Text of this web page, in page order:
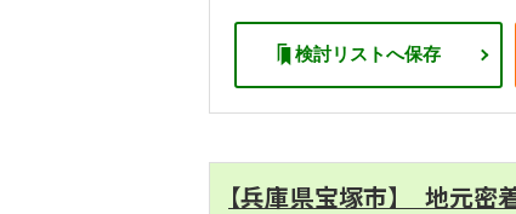
検討リストへ保存
【兵庫県宝塚市】 地元